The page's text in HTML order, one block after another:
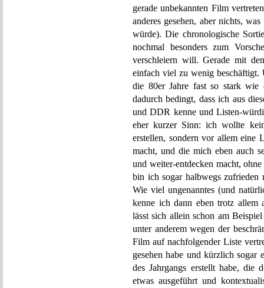
gerade unbekannten Film
anderes gesehen, aber nichts,
würde). Die chronologische
nochmal besonders zum
verschleiern will. Gerade mit
einfach viel zu wenig beschäftigt.
die 80er Jahre fast so stark wie
dadurch bedingt, dass ich aus
und DDR kenne und Listen-
eher kurzer Sinn: ich wollte
erstellen, sondern vor allem eine
macht, und die mich eben auch
und weiter-entdecken macht,
bin ich sogar halbwegs zufrieden
Wie viel ungenanntes (und
kenne ich dann eben trotz allem
lässt sich allein schon am
unter anderem wegen der
Film auf nachfolgender Liste
gesehen habe und kürzlich sogar
des Jahrgangs erstellt habe, die
etwas ausgeführt und